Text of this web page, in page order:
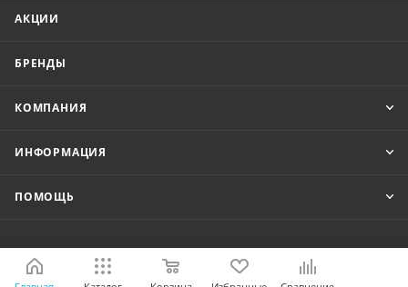
АКЦИИ
БРЕНДЫ
КОМПАНИЯ
ИНФОРМАЦИЯ
ПОМОЩЬ
8-800-333-18-05